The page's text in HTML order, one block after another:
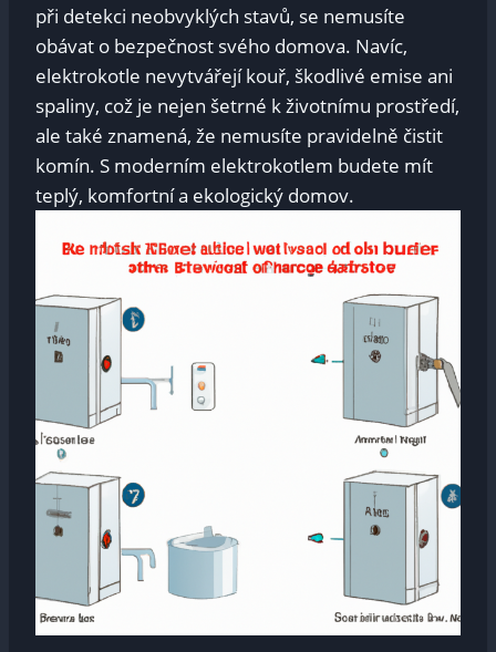
při detekci neobvyklých stavů, se nemusíte
obávat o bezpečnost svého domova. Navíc,
elektrokotle nevytvářejí kouř, škodlivé emise ani
spaliny, což je nejen šetrné k životnímu prostředí,
ale také znamená, že nemusíte pravidelně čistit
komín. S moderním elektrokotlem budete mít
teplý, komfortní a ekologický domov.